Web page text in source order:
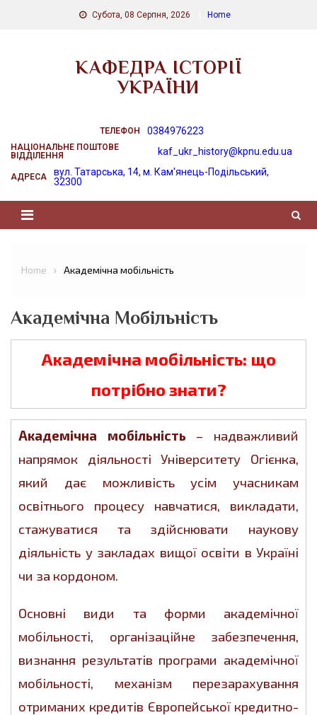
Субота, 08 Серпня, 2026 Home
КАФЕДРА ІСТОРІЇ
УКРАЇНИ
ТЕЛЕФОН 0384976223
НАЦІОНАЛЬНЕ ПОШТОВЕ
ВІДДІЛЕННЯ
kaf_ukr_history@kpnu.edu.ua
АДРЕСА
вул. Татарська, 14, м. Кам'янець-Подільський,
32300
Home Академічна мобільність
Академічна Мобільність
Академічна мобільність: що
потрібно знати?
Академічна мобільність – надважливий
напрямок діяльності Університету Огієнка,
який дає можливість усім учасникам
освітнього процесу навчатися, викладати,
стажуватися та здійснювати наукову
діяльність у закладах вищої освіти в Україні
чи за кордоном.
Основні види та форми академічної
мобільності, організаційне забезпечення,
визнання результатів програми академічної
мобільності, механізм перезарахування
отриманих кредитів Європейської кредитно-